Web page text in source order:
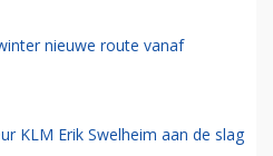
nieuwe route vanaf
KLM Erik Swelheim aan de slag